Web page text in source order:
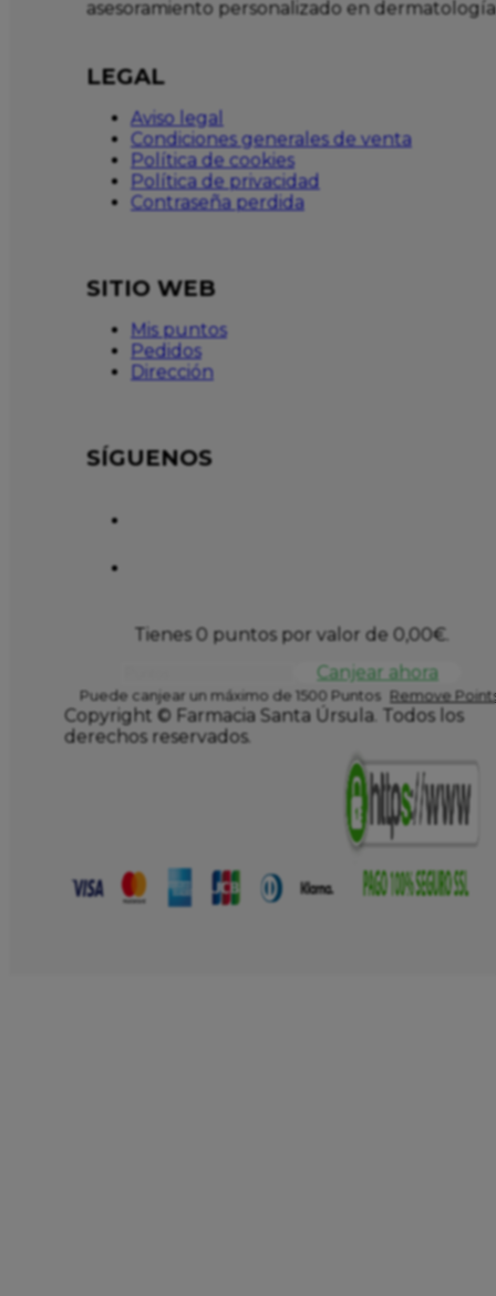
asesoramiento personalizado en dermatología
LEGAL
Aviso legal
Condiciones generales de venta
Política de cookies
Política de privacidad
Contraseña perdida
SITIO WEB
Mis puntos
Pedidos
Dirección
SÍGUENOS
Tienes 0 puntos por valor de 0,00€.
Canjear ahora
Puede canjear un máximo de 1500 Puntos Remove
Copyright © Farmacia Santa Úrsula. Todos los
derechos reservados.